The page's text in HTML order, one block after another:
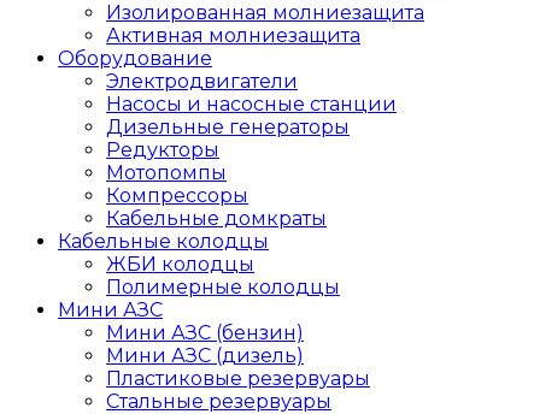
Изолированная молниезащита
Активная молниезащита
Оборудование
Электродвигатели
Насосы и насосные станции
Дизельные генераторы
Редукторы
Мотопомпы
Компрессоры
Кабельные домкраты
Кабельные колодцы
ЖБИ колодцы
Полимерные колодцы
Мини АЗС
Мини АЗС (бензин)
Мини АЗС (дизель)
Пластиковые резервуары
Стальные резервуары